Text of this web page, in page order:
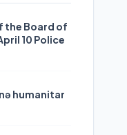
the Board of
10 Police
humanitar